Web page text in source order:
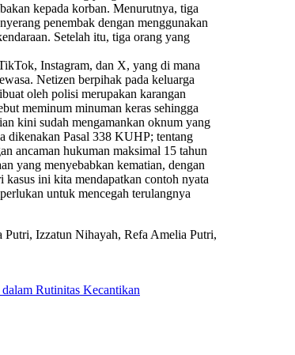
kepada korban. Menurutnya, tiga
penembak dengan menggunakan
Setelah itu, tiga orang yang
Instagram, dan X, yang di mana
Netizen berpihak pada keluarga
oleh polisi merupakan karangan
meminum minuman keras sehingga
kini sudah mengamankan oknum yang
dikenakan Pasal 338 KUHP; tentang
ancaman hukuman maksimal 15 tahun
yang menyebabkan kematian, dengan
ini kita mendapatkan contoh nyata
untuk mencegah terulangnya
Putri, Izzatun Nihayah, Refa Amelia Putri,
Rutinitas Kecantikan